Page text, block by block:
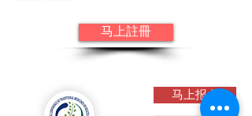
马上註冊
马上报名